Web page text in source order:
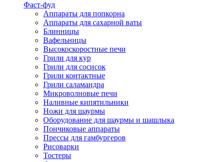
Фаст-фуд
Аппараты для попкорна
Аппараты для сахарной ваты
Блинницы
Вафельницы
Высокоскоростные печи
Грили для кур
Грили для сосисок
Грили контактные
Грили саламандра
Микроволновые печи
Наливные кипятильники
Ножи для шаурмы
Оборудование для шаурмы и шашлыка
Пончиковые аппараты
Прессы для гамбургеров
Рисоварки
Тостеры